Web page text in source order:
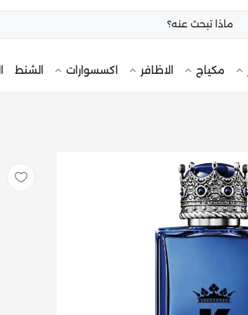
مكياج الاظافر اكسسوارات الشنط